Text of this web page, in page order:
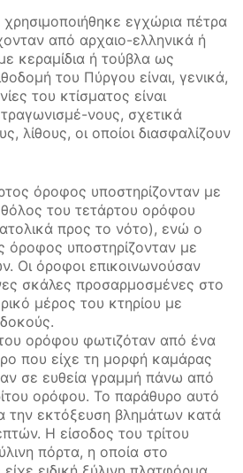
χρησιμοποιήθηκε εγχώρια πέτρα
από αρχαιο-ελληνικά ή
κεραμίδια ή τούβλα ως
του Πύργου είναι, γενικά,
του κτίσματος είναι
νους, σχετικά
λίθους, οι οποίοι διασφαλίζουν
όροφος υποστηρίζονταν με
του τετάρτου ορόφου
προς το νότο), ενώ ο
όροφος υποστηρίζονταν με
Οι όροφοι επικοινωνούσαν
σκάλες προσαρμοσμένες στο
μέρος του κτηρίου με
ορόφου φωτιζόταν από ένα
που είχε τη μορφή καμάρας
σε ευθεία γραμμή πάνω από
ορόφου. Το παράθυρο αυτό
την εκτόξευση βλημάτων κατά
Η είσοδος του τρίτου
πόρτα, η οποία στο